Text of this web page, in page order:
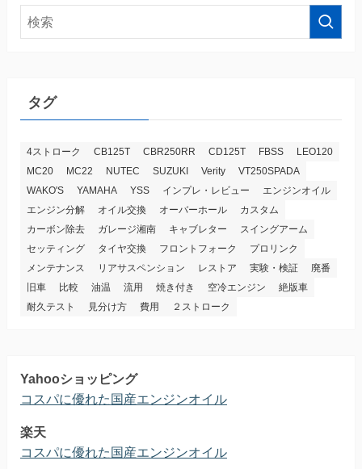
タグ
4ストローク CB125T CBR250RR CD125T FBSS
LEO120
MC20
MC22 NUTEC SUZUKI Verity
VT250SPADA
WAKO'S
YAMAHA YSS インプレ・レビュー
エンジンオイル
エンジン分解
オイル交換 オーバーホール
カスタム
カーボン除去
ガレージ湘南 キャブレター
スイングアーム
セッティング
タイヤ交換 フロントフォーク
プロリンク
メンテナンス
リアサスペンション レストア 実験・検証
廃番
旧車
比較 油温 流用 焼き付き 空冷エンジン
絶版車
耐久テスト
見分け方 費用 ２ストローク
Yahooショッピング
コスパに優れた国産エンジンオイル
楽天
コスパに優れた国産エンジンオイル